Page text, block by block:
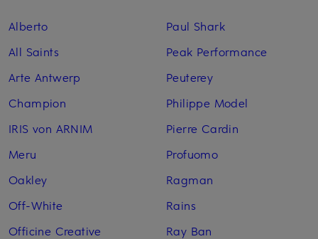
Alberto
All Saints
Arte Antwerp
Champion
IRIS von ARNIM
Meru
Oakley
Off-White
Officine Creative
Paul Shark
Peak Performance
Peuterey
Philippe Model
Pierre Cardin
Profuomo
Ragman
Rains
Ray Ban